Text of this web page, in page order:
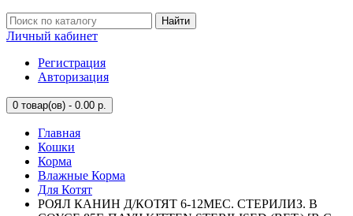
Найти
Личный кабинет
Регистрация
Авторизация
0 товар(ов) - 0.00 р.
Главная
Кошки
Корма
Влажные Корма
Для Котят
РОЯЛ КАНИН Д/КОТЯТ 6-12МЕС. СТЕРИЛИЗ. В